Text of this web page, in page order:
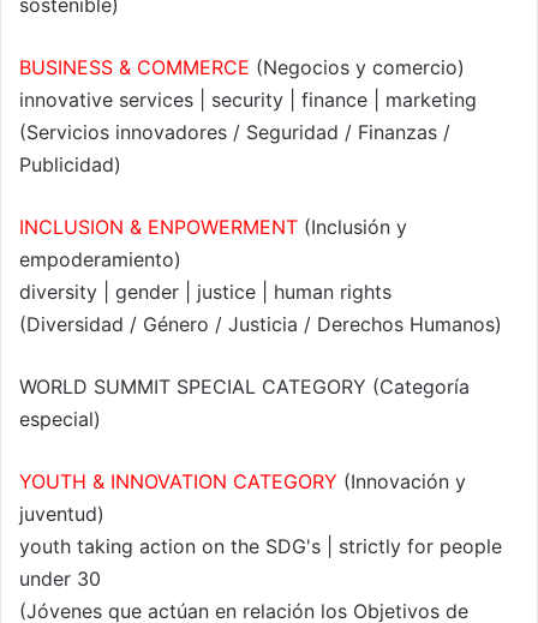
sostenible)
BUSINESS & COMMERCE (Negocios y comercio)
innovative services | security | finance | marketing
(Servicios innovadores / Seguridad / Finanzas /
Publicidad)
INCLUSION & ENPOWERMENT (Inclusión y
empoderamiento)
diversity | gender | justice | human rights
(Diversidad / Género / Justicia / Derechos Humanos)
WORLD SUMMIT SPECIAL CATEGORY (Categoría
especial)
YOUTH & INNOVATION CATEGORY (Innovación y
juventud)
youth taking action on the SDG's | strictly for people
under 30
(Jóvenes que actúan en relación los Objetivos de